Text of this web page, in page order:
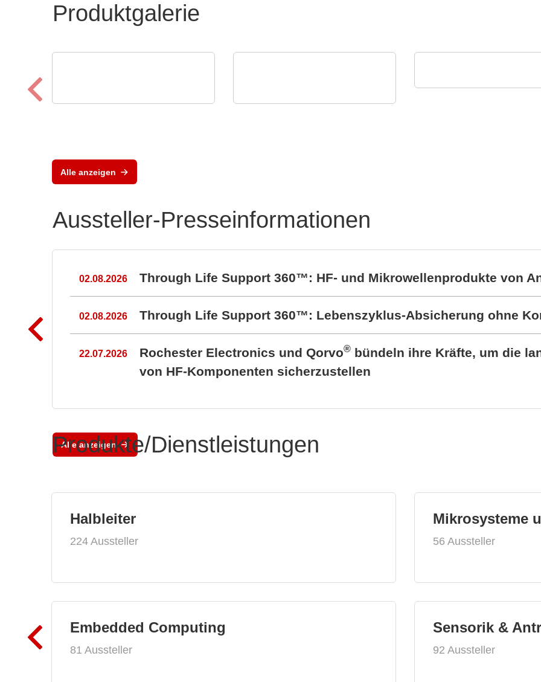
Produktgalerie
Alle anzeigen
Aussteller-Presseinformationen
02.08.2026 Through Life Support 360™: HF- und Mikrowellenprodukte von
02.08.2026 Through Life Support 360™: Lebenszyklus-Absicherung ohne
22.07.2026 Rochester Electronics und Qorvo® bündeln ihre Kräfte, um die
von HF-Komponenten sicherzustellen
Alle anzeigen
Produkte/Dienstleistungen
Halbleiter
224 Aussteller
Embedded Computing
81 Aussteller
Mikrosysteme
56 Aussteller
Sensorik &
92 Aussteller